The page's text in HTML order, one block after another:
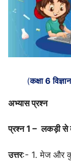
(कक्षा 6
अभ्यास प्रश्न
प्रश्न 1 – लकड़ी से
उत्तर:- 1. मेज और